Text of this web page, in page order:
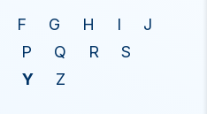
F G H I
J
P Q R
S
Y Z